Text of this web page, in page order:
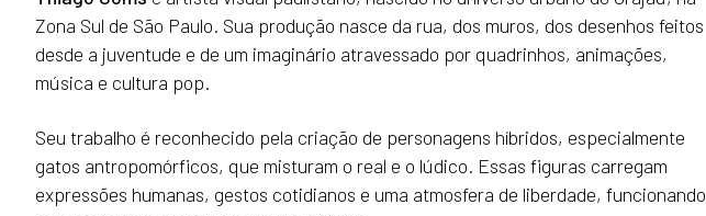
Zona Sul de São Paulo. Sua produção nasce da rua, dos muros, dos desenhos feitos
desde a juventude e de um imaginário atravessado por quadrinhos, animações,
música e cultura pop.
Seu trabalho é reconhecido pela criação de personagens híbridos, especialmente
gatos antropomórficos, que misturam o real e o lúdico. Essas figuras carregam
expressões humanas, gestos cotidianos e uma atmosfera de liberdade, funcionando